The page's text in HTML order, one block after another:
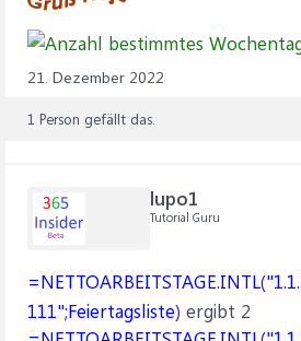
21. Dezember 2022
1 Person gefällt das.
lupo1
Tutorial Guru
111";Feiertagsliste) ergibt 2